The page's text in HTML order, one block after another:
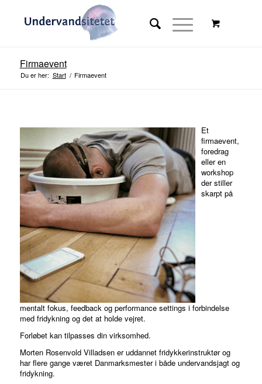
Firmaevent
Du er her: Start / Firmaevent
Et
firmaevent,
foredrag
eller en
workshop
der stiller
skarpt på
mentalt fokus, feedback og performance settings i forbindelse
med fridykning og det at holde vejret.
Forløbet kan tilpasses din virksomhed.
Morten Rosenvold Villadsen er uddannet fridykkerinstruktør og
har flere gange været Danmarksmester i både undervandsjagt og
fridykning.
Stor rabat på online kursus
med rabatkode i resten af 2023
Se tilbud